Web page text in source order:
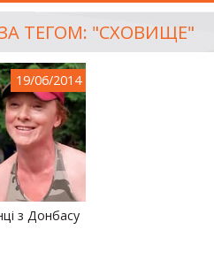
ТЕГОМ: "СХОВИЩЕ"
19/06/2014
з Донбасу